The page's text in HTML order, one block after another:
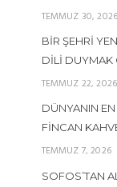
TEMMUZ 30, 2026
BIR ŞEHRI
DILI DUYMAK
TEMMUZ 22, 2026
DÜNYANIN
FINCAN
TEMMUZ 7, 2026
SOFOS’TAN